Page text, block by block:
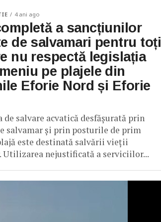
4 ani ago
a sancțiunilor
de salvamari pentru toți
nu respectă legislația
pe plajele din
Eforie Nord și Eforie
salvare acvatică desfăşurată prin
salvamar şi prin posturile de prim
este destinată salvării vieţii
Utilizarea nejustificată a serviciilor...